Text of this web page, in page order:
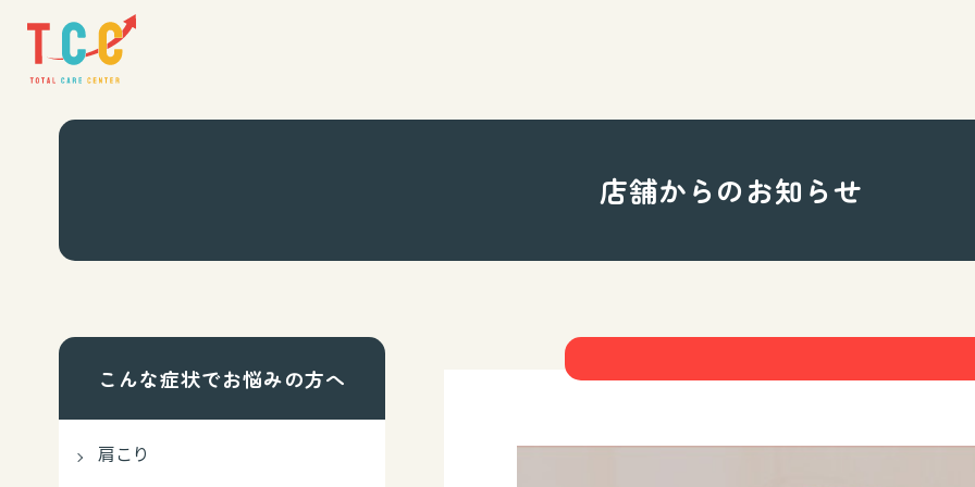
店舗からのお知らせ
こんな症状でお悩みの方へ
肩こり